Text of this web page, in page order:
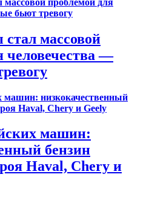
массовой
человечества —
машин:
бензин
Haval, Chery и